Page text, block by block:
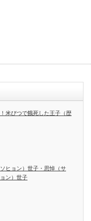
米びつで餓死した王子（歴
ヒョン）世子・思悼（サ
ン）世子